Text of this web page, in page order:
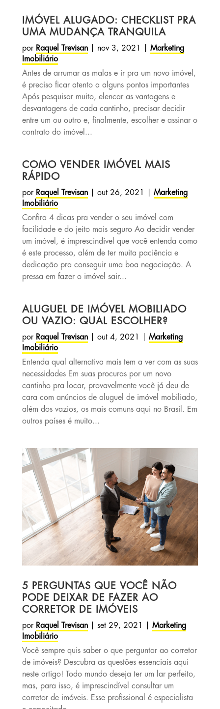
IMÓVEL ALUGADO: CHECKLIST PRA
UMA MUDANÇA TRANQUILA
por Raquel Trevisan| nov 3, 2021
Marketing
Imobiliário
Antes de arrumar as malas e ir pra um novo imóvel,
é preciso ficar atento a alguns pontos importantes
Após pesquisar muito, elencar as vantagens e
desvantagens de cada cantinho, precisar decidir
entre um ou outro e, finalmente, escolher e assinar o
contrato do imóvel...
COMO VENDER IMÓVEL MAIS
RÁPIDO
por Raquel Trevisan| out 26, 2021
Marketing
Imobiliário
Confira 4 dicas pra vender o seu imóvel com
facilidade e do jeito mais seguro Ao decidir vender
um imóvel, é imprescindível que você entenda como
é este processo, além de ter muita paciência e
dedicação pra conseguir uma boa negociação. A
pressa em fazer o imóvel sair...
ALUGUEL DE IMÓVEL MOBILIADO
OU VAZIO: QUAL ESCOLHER?
por Raquel Trevisan| out 4, 2021
Marketing
Imobiliário
Entenda qual alternativa mais tem a ver com as suas
necessidades Em suas procuras por um novo
cantinho pra locar, provavelmente você já deu de
cara com anúncios de aluguel de imóvel mobiliado,
além dos vazios, os mais comuns aqui no Brasil. Em
outros países é muito...
5 PERGUNTAS QUE VOCÊ NÃO
PODE DEIXAR DE FAZER AO
CORRETOR DE IMÓVEIS
por Raquel Trevisan| set 29, 2021
Marketing
Imobiliário
Você sempre quis saber o que perguntar ao corretor
de imóveis? Descubra as questões essenciais aqui
neste artigo! Todo mundo deseja ter um lar perfeito,
mas, para isso, é imprescindível consultar um
corretor de imóveis. Esse profissional é especialista